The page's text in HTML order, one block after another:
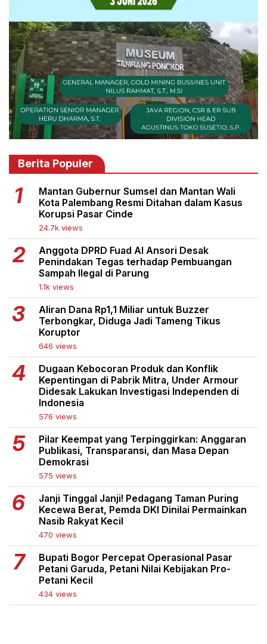
Berita Populer
Mantan Gubernur Sumsel dan Mantan Wali
Kota Palembang Resmi Ditahan dalam Kasus
Korupsi Pasar Cinde
24.7k views
Anggota DPRD Fuad Al Ansori Desak
Penindakan Tegas terhadap Pembuangan
Sampah Ilegal di Parung
1.1k views
Aliran Dana Rp1,1 Miliar untuk Buzzer
Terbongkar, Diduga Jadi Tameng Tikus
Koruptor
646 views
Dugaan Kebocoran Produk dan Konflik
Kepentingan di Pabrik Mitra, Under Armour
Didesak Lakukan Investigasi Independen di
Indonesia
576 views
Pilar Keempat yang Terpinggirkan: Anggaran
Publikasi, Transparansi, dan Masa Depan
Demokrasi
575 views
Janji Tinggal Janji! Pedagang Taman Puring
Kecewa Berat, Pemda DKI Dinilai Permainkan
Nasib Rakyat Kecil
470 views
Bupati Bogor Percepat Operasional Pasar
Petani Garuda, Petani Nilai Kebijakan Pro-
Petani Kecil
434 views